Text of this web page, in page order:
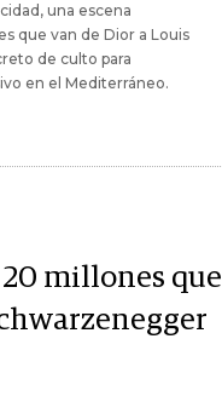
una escena
que van de Dior a Louis
de culto para
en el Mediterráneo.
20 millones que